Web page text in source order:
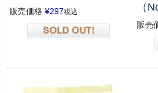
販売価格 ¥297税込
（
販売